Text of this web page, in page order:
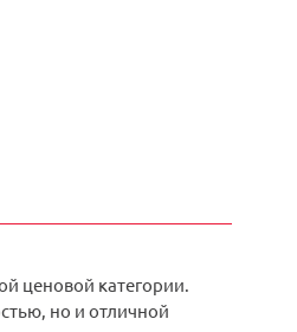
ценовой категории.
но и отличной